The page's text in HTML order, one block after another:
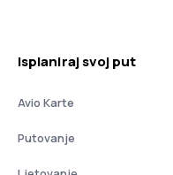
Isplaniraj svoj put
Avio Karte
Putovanje